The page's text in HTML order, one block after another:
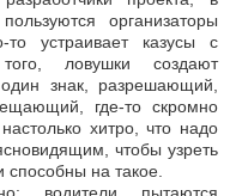
организаторы
то устраивает казусы с
ловушки создают
знак, разрешающий,
где-то скромно
хитро, что надо
чтобы узреть
способны на такое.